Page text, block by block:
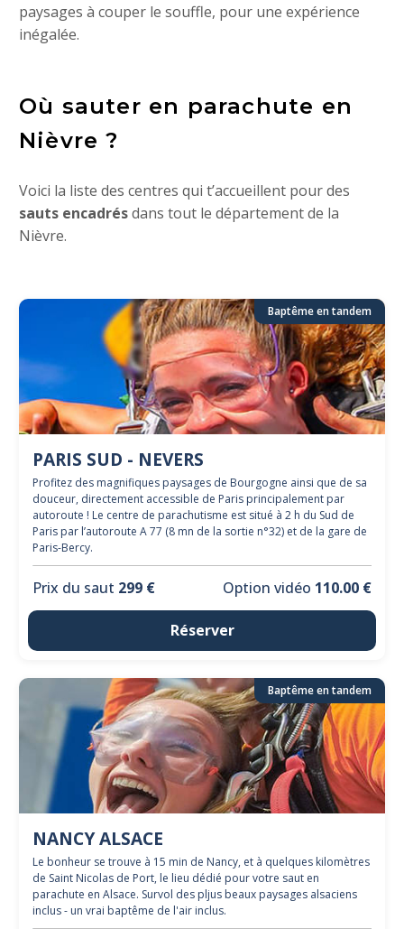
paysages à couper le souffle, pour une expérience
inégalée.
Où sauter en parachute en
Nièvre ?
Voici la liste des centres qui t’accueillent pour des
sauts encadrésdans tout le département de la
Nièvre.
Baptême en tandem
PARIS SUD - NEVERS
Profitez des magnifiques paysages de Bourgogne ainsi que de sa
douceur, directement accessible de Paris principalement par
autoroute ! Le centre de parachutisme est situé à 2 h du Sud de
Paris par l’autoroute A 77 (8 mn de la sortie n°32) et de la gare de
Paris-Bercy.
Prix du saut 299 € Option vidéo 110.00 €
Réserver
Baptême en tandem
NANCY ALSACE
Le bonheur se trouve à 15 min de Nancy, et à quelques kilomètres
de Saint Nicolas de Port, le lieu dédié pour votre saut en
parachute en Alsace. Survol des pljus beaux paysages alsaciens
inclus - un vrai baptême de l'air inclus.